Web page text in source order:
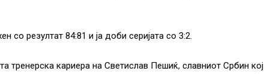
со резултат 84:81 и ја доби серијата со 3:2.
тренерска кариера на Светислав Пешиќ, славниот Србин кој